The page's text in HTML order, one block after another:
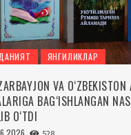
ЯНГИЛИКЛАР
VA
BAG‘ISHLANGAN
O‘TDI